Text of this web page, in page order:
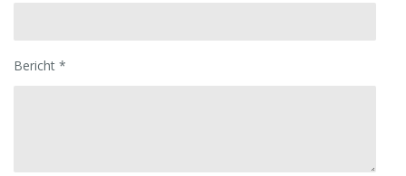
Bericht *